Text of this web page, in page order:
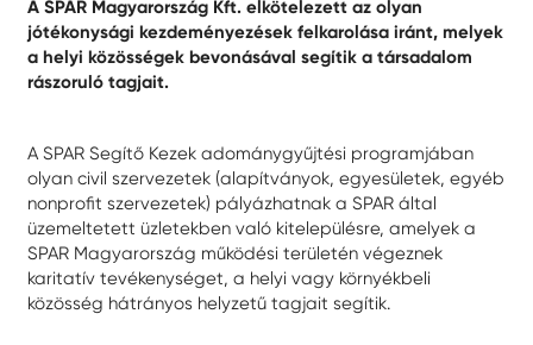
A SPAR Magyarország Kft. elkötelezett az olyan
jótékonysági kezdeményezések felkarolása iránt, melyek
a helyi közösségek bevonásával segítik a társadalom
rászoruló tagjait.
A SPAR Segítő Kezek adománygyűjtési programjában
olyan civil szervezetek (alapítványok, egyesületek, egyéb
nonprofit szervezetek) pályázhatnak a SPAR által
üzemeltetett üzletekben való kitelepülésre, amelyek a
SPAR Magyarország működési területén végeznek
karitatív tevékenységet, a helyi vagy környékbeli
közösség hátrányos helyzetű tagjait segítik.